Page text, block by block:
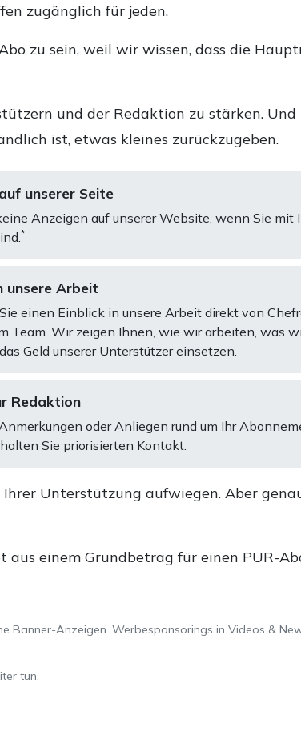
zugänglich für jeden.
zu sein, weil wir wissen, dass die
und der Redaktion zu stärken.
ist, etwas kleines zurückzugeben.
unserer Seite
Anzeigen auf unserer Website, wenn Sie mit
*
unsere Arbeit
einen Einblick in unsere Arbeit direkt von
Team. Wir zeigen Ihnen, wie wir arbeiten, was
Geld unserer Unterstützer einsetzen.
Redaktion
oder Anliegen rund um Ihr
Sie priorisierten Kontakt.
Unterstützung aufwiegen. Aber
aus einem Grundbetrag für einen PUR-
Anzeigen. Werbesponsorings in Videos &
tun.